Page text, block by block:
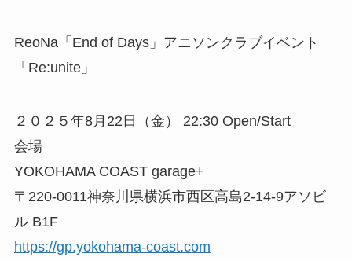
ReoNa「End of Days」アニソンクラブイベント
「Re:unite」
２０２５年8月22日（金） 22:30 Open/Start
会場
YOKOHAMA COAST garage+
〒220-0011神奈川県横浜市西区高島2-14-9アソビ
ル B1F
https://gp.yokohama-coast.com